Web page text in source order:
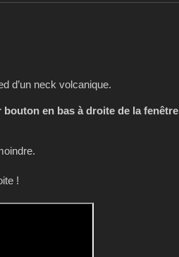
d’un neck volcanique.
en bas à droite de la fenêtre
!